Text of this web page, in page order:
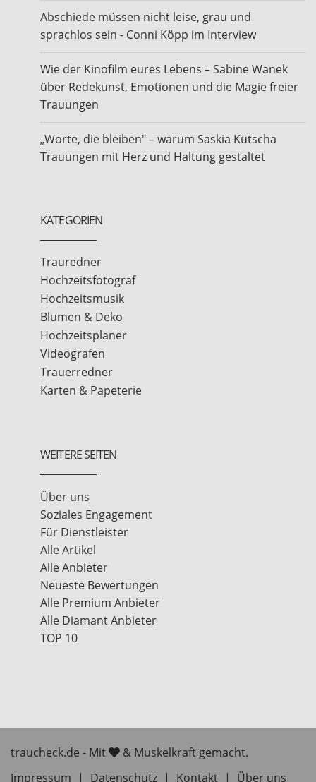
Abschiede müssen nicht leise, grau und
sprachlos sein - Conni Köpp im Interview
Wie der Kinofilm eures Lebens – Sabine Wanek
über Redekunst, Emotionen und die Magie freier
Trauungen
„Worte, die bleiben" – warum Saskia Kutscha
Trauungen mit Herz und Haltung gestaltet
KATEGORIEN
Trauredner
Hochzeitsfotograf
Hochzeitsmusik
Blumen & Deko
Hochzeitsplaner
Videografen
Trauerredner
Karten & Papeterie
WEITERE SEITEN
Über uns
Soziales Engagement
Für Dienstleister
Alle Artikel
Alle Anbieter
Neueste Bewertungen
Alle Premium Anbieter
Alle Diamant Anbieter
TOP 10
traucheck.de - Mit
& Muskelkraft gemacht.
Impressum
| Datenschutz | Kontakt | Über uns